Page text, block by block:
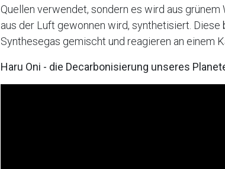
Quellen verwendet, sondern es wird aus
aus der Luft gewonnen wird, synthetisiert.
Synthesegas gemischt und reagieren an einem
Haru Oni - die Decarbonisierung unseres